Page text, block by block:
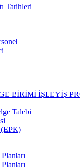
Tarihleri
BİRİMİ İŞLEYİŞ
Talebi
(EPK)